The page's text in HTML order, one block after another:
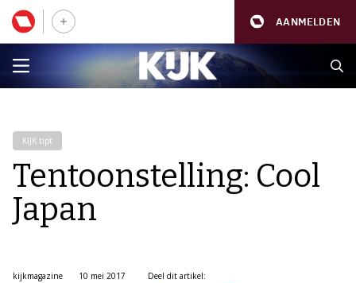
AANMELDEN
KIJK tipt
Tentoonstelling: Cool
Japan
kijkmagazine
10 mei 2017
Deel dit artikel: